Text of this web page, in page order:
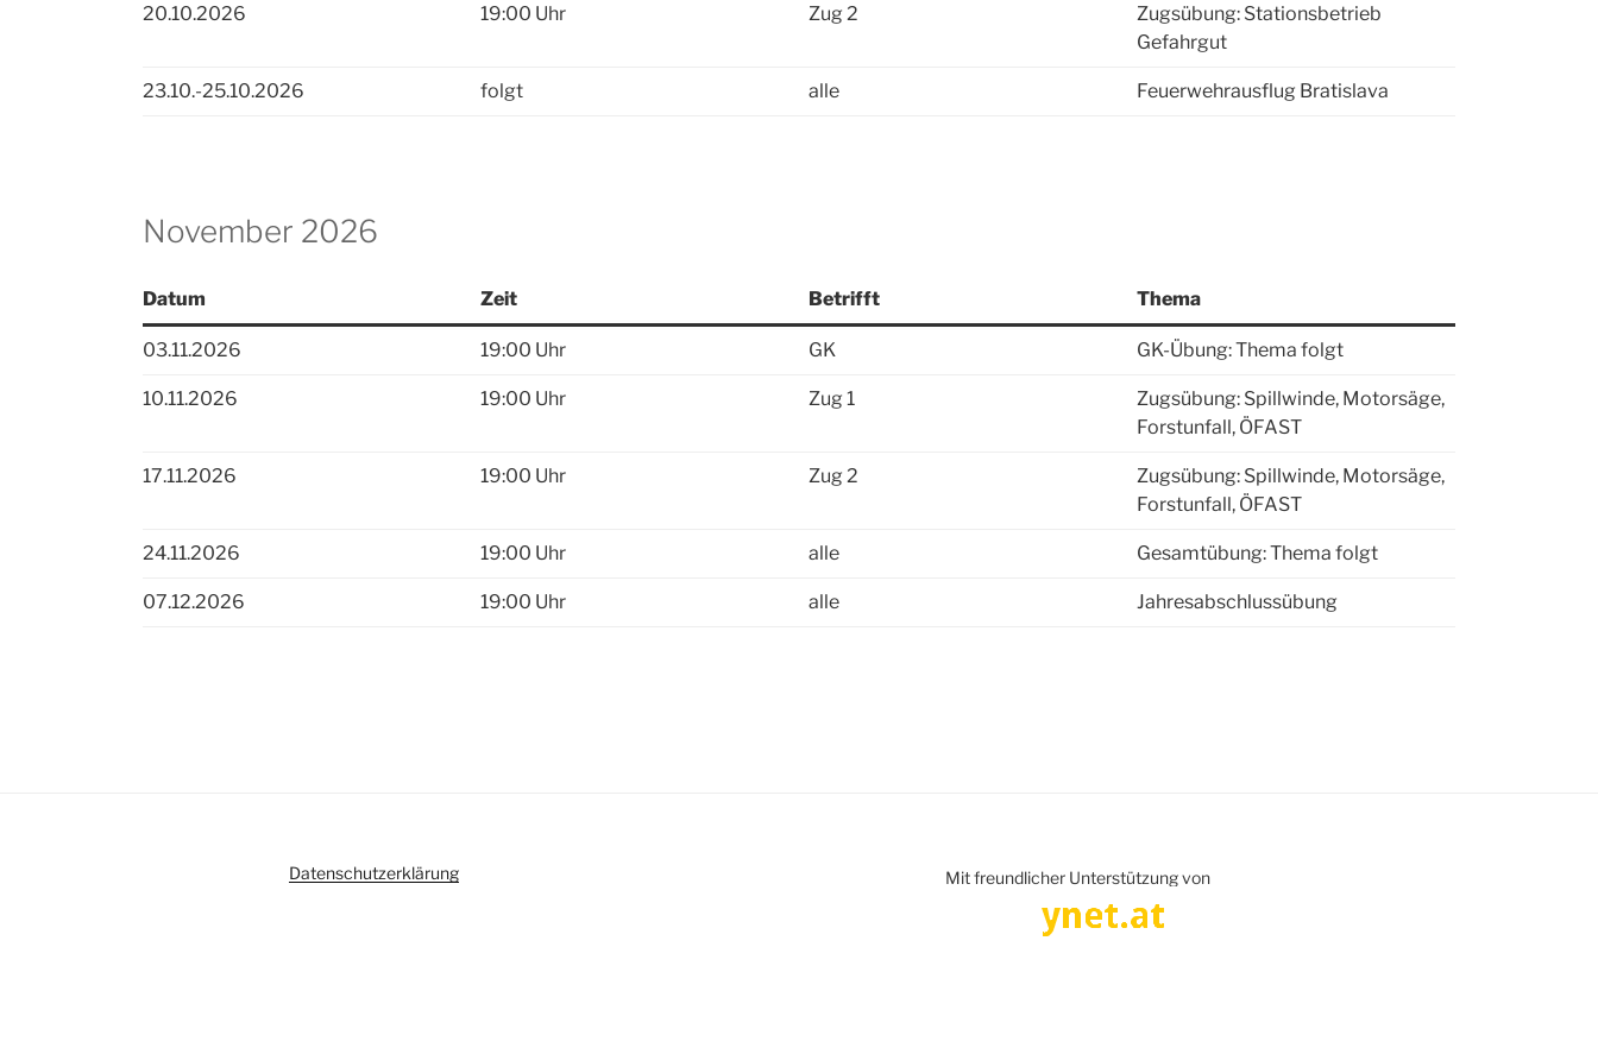
20.10.2026 19:00 Uhr Zug 2
Zugsübung: Stationsbetrieb
Gefahrgut
23.10.-25.10.2026 folgt alle Feuerwehrausflug Bratislava
November 2026
Datum Zeit Betrifft Thema
03.11.2026 19:00 Uhr GK GK-Übung: Thema folgt
10.11.2026 19:00 Uhr Zug 1
Zugsübung: Spillwinde, Motorsäge,
Forstunfall, ÖFAST
17.11.2026 19:00 Uhr Zug 2
Zugsübung: Spillwinde, Motorsäge,
Forstunfall, ÖFAST
24.11.2026 19:00 Uhr alle Gesamtübung: Thema folgt
07.12.2026 19:00 Uhr alle Jahresabschlussübung
Datenschutzerklärung Mit freundlicher Unterstützung von